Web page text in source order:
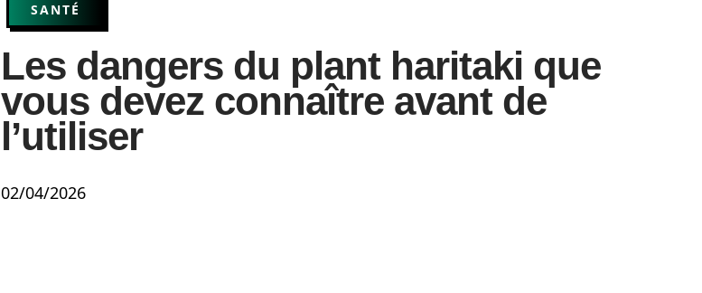
SANTÉ
Les dangers du plant haritaki que
vous devez connaître avant de
l’utiliser
02/04/2026